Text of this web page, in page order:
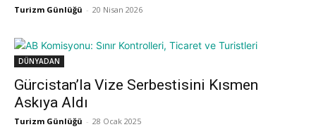
Turizm Günlüğü - 20 Nisan 2026
DÜNYADAN
Gürcistan’la Vize Serbestisini Kısmen
Askıya Aldı
Turizm Günlüğü - 28 Ocak 2025